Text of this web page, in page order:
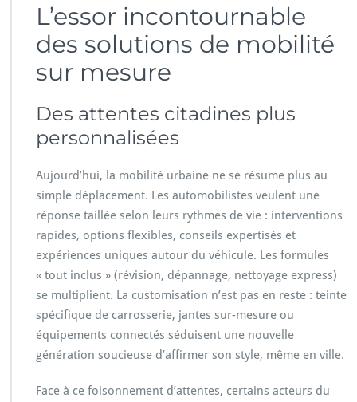
L’essor incontournable
des solutions de mobilité
sur mesure
Des attentes citadines plus
personnalisées
Aujourd’hui, la mobilité urbaine ne se résume plus au
simple déplacement. Les automobilistes veulent une
réponse taillée selon leurs rythmes de vie : interventions
rapides, options flexibles, conseils expertisés et
expériences uniques autour du véhicule. Les formules
« tout inclus » (révision, dépannage, nettoyage express)
se multiplient. La customisation n’est pas en reste : teinte
spécifique de carrosserie, jantes sur-mesure ou
équipements connectés séduisent une nouvelle
génération soucieuse d’affirmer son style, même en ville.
Face à ce foisonnement d’attentes, certains acteurs du